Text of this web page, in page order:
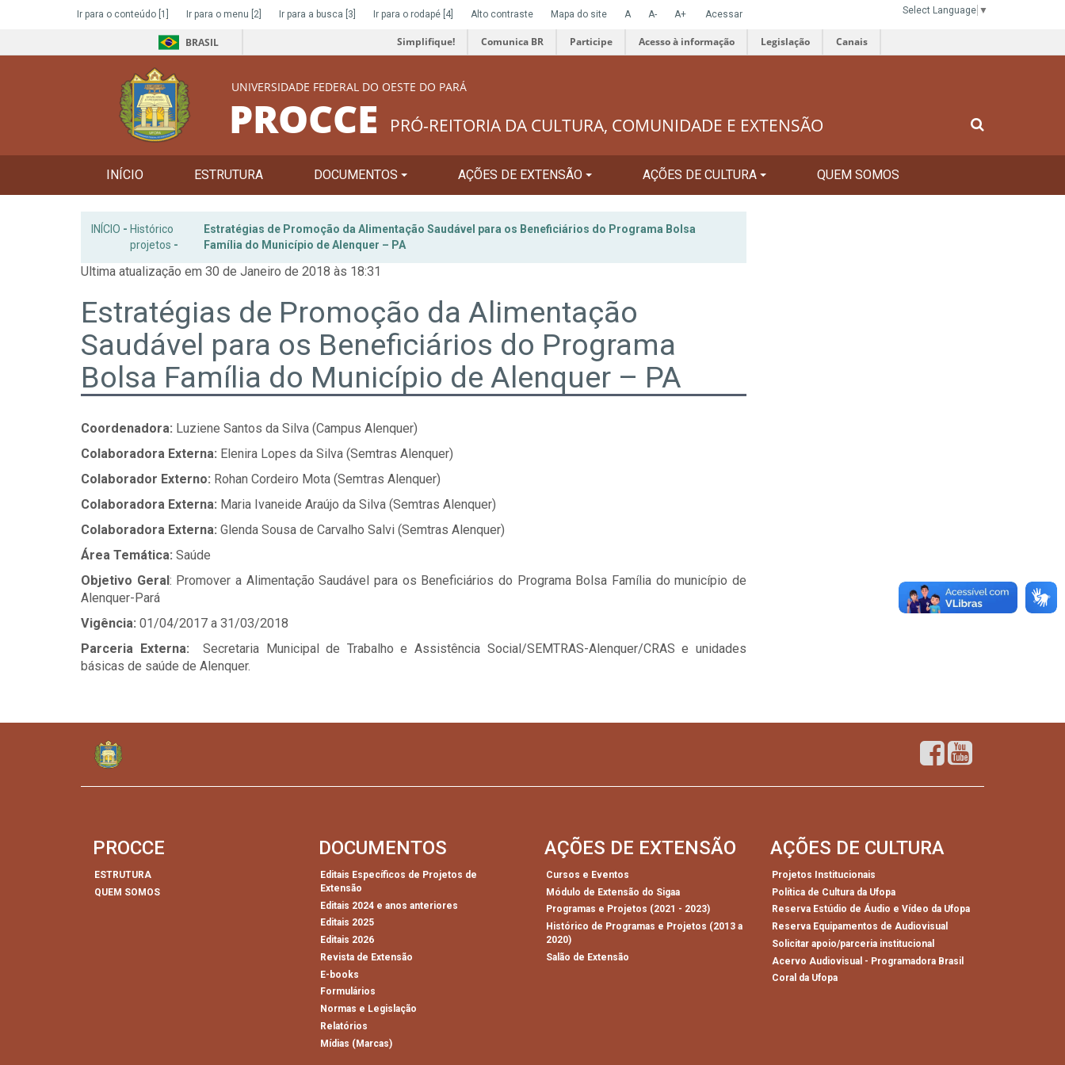
Ir para o conteúdo [1] Ir para o menu [2] Ir para a busca [3] Ir para o rodapé [4] Alto contraste Mapa do site A A- A+ Acessar Select Language ▼
BRASIL Simplifique! Comunica BR Participe Acesso à informação Legislação Canais
UNIVERSIDADE FEDERAL DO OESTE DO PARÁ
PROCCE PRÓ-REITORIA DA CULTURA, COMUNIDADE E EXTENSÃO
INÍCIO ESTRUTURA DOCUMENTOS AÇÕES DE EXTENSÃO AÇÕES DE CULTURA QUEM SOMOS
INÍCIO - Histórico
projetos -
Estratégias de Promoção da Alimentação Saudável para os Beneficiários do Programa Bolsa
Família do Município de Alenquer – PA
Ultima atualização em 30 de Janeiro de 2018 às 18:31
Estratégias de Promoção da Alimentação
Saudável para os Beneficiários do Programa
Bolsa Família do Município de Alenquer – PA
Coordenadora: Luziene Santos da Silva (Campus Alenquer)
Colaboradora Externa: Elenira Lopes da Silva (Semtras Alenquer)
Colaborador Externo: Rohan Cordeiro Mota (Semtras Alenquer)
Colaboradora Externa: Maria Ivaneide Araújo da Silva (Semtras Alenquer)
Colaboradora Externa: Glenda Sousa de Carvalho Salvi (Semtras Alenquer)
Área Temática: Saúde
Objetivo Geral: Promover a Alimentação Saudável para os Beneficiários do Programa Bolsa Família do município de
Alenquer-Pará
Vigência: 01/04/2017 a 31/03/2018
Parceria Externa:
Secretaria Municipal de Trabalho e Assistência Social/SEMTRAS-Alenquer/CRAS e unidades
básicas de saúde de Alenquer.
PROCCE
ESTRUTURA
QUEM SOMOS
DOCUMENTOS
Editais Específicos de Projetos de
Extensão
Editais 2024 e anos anteriores
Editais 2025
Editais 2026
Revista de Extensão
E-books
Formulários
Normas e Legislação
Relatórios
Mídias (Marcas)
AÇÕES DE EXTENSÃO
Cursos e Eventos
Módulo de Extensão do Sigaa
Programas e Projetos (2021 - 2023)
Histórico de Programas e Projetos (2013 a
2020)
Salão de Extensão
AÇÕES DE CULTURA
Projetos Institucionais
Política de Cultura da Ufopa
Reserva Estúdio de Áudio e Vídeo da Ufopa
Reserva Equipamentos de Audiovisual
Solicitar apoio/parceria institucional
Acervo Audiovisual - Programadora Brasil
Coral da Ufopa